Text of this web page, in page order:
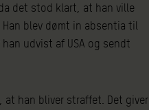
det stod klart, at han ville
blev dømt in absentia til
udvist af USA og sendt
han bliver straffet. Det giver